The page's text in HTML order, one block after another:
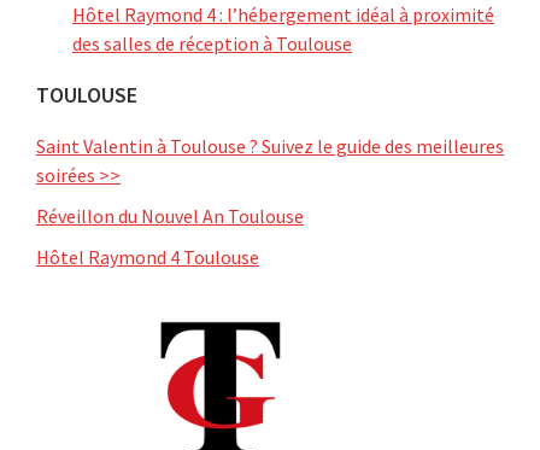
Hôtel Raymond 4 : l’hébergement idéal à proximité
des salles de réception à Toulouse
TOULOUSE
Saint Valentin à Toulouse ? Suivez le guide des meilleures
soirées >>
Réveillon du Nouvel An Toulouse
Hôtel Raymond 4 Toulouse